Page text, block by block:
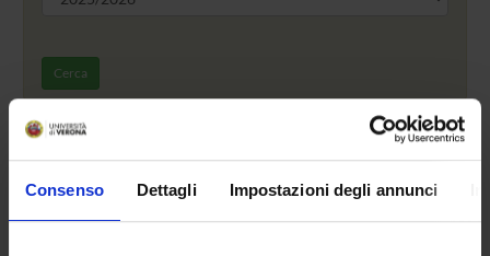
Consenso Dettagli Impostazioni degli annunci
Cerca
ULTERIORI ATTIVITÀ DIDATTICHE